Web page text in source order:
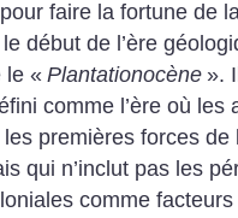
faire la fortune de
début de l’ère
le « Plantationocène ».
comme l’ère où les
premières forces de
qui n’inclut pas les
comme